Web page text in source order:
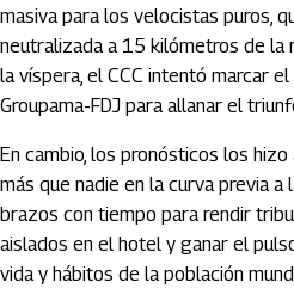
masiva para los velocistas puros,
neutralizada a 15 kilómetros de la
la víspera, el CCC intentó marcar
Groupama-FDJ para allanar el
En cambio, los pronósticos los
más que nadie en la curva previa
brazos con tiempo para rendir
aislados en el hotel y ganar el
vida y hábitos de la población